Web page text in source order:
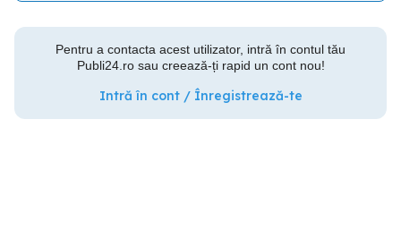
Pentru a contacta acest utilizator, intră în contul tău
Publi24.ro sau creează-ți rapid un cont nou!
Intră în cont / Înregistrează-te